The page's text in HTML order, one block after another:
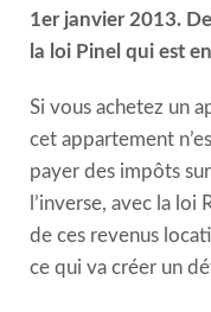
1er janvier 2013.
la loi Pinel qui est
Si vous achetez un
cet appartement
payer des impôts
l’inverse, avec la
de ces revenus
ce qui va créer un